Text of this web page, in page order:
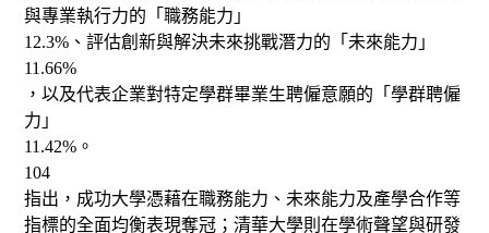
與專業執行力的「職務能力」
12.3% 、評估創新與解決未來挑戰潛力的「未來能力」
11.66%
，以及代表企業對特定學群畢業生聘僱意願的「學群聘僱
力」
11.42% 。
104
指出，成功大學憑藉在職務能力、未來能力及產學合作等
指標的全面均衡表現奪冠；清華大學則在學術聲望與研發